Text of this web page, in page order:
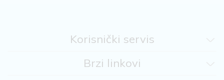
Korisnički servis
Brzi linkovi